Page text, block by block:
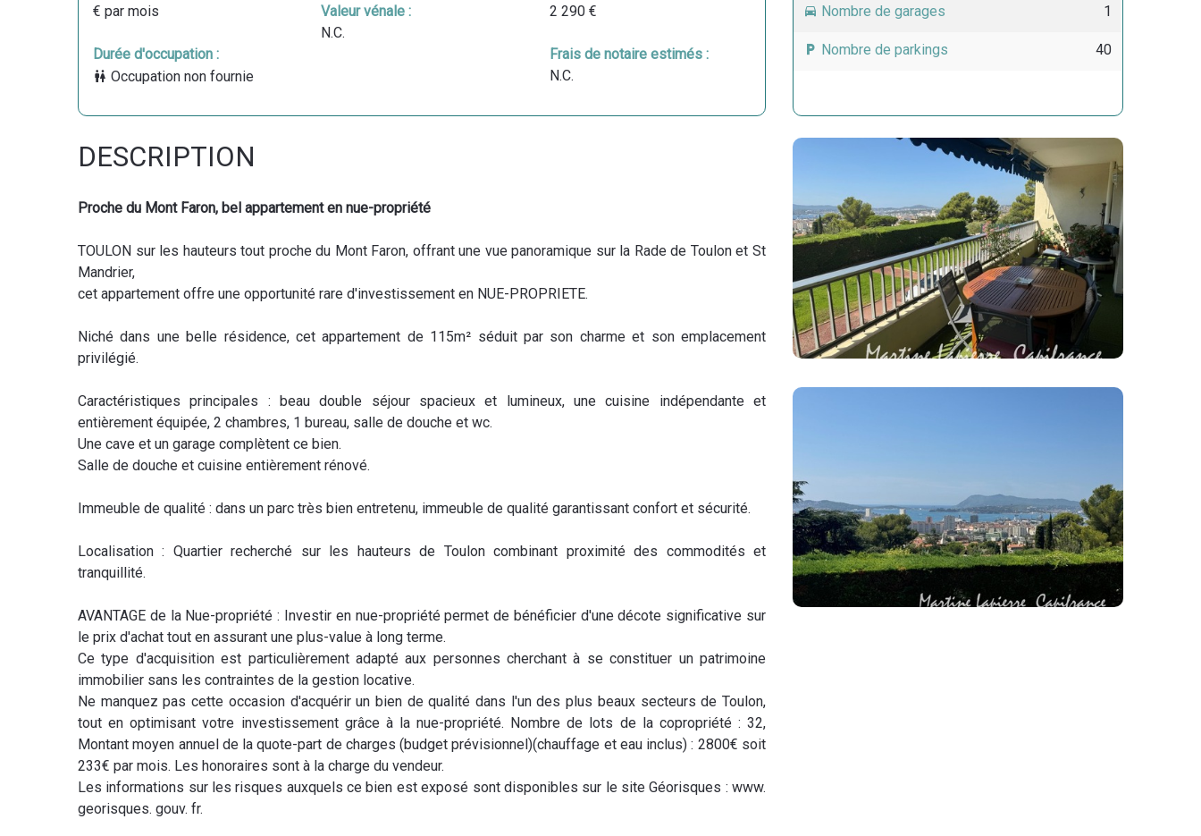
€ par mois
Durée d'occupation :
Occupation non fournie
Valeur vénale :
N.C.
2 290 €
Frais de notaire estimés :
N.C.
Nombre de garages 1
Nombre de parkings 40
DESCRIPTION
Proche du Mont Faron, bel appartement en nue-propriété
TOULON sur les hauteurs tout proche du Mont Faron, offrant une vue panoramique sur la Rade de Toulon et St
Mandrier,
cet appartement offre une opportunité rare d'investissement en NUE-PROPRIETE.
Niché dans une belle résidence, cet appartement de 115m² séduit par son charme et son emplacement
privilégié.
Caractéristiques principales : beau double séjour spacieux et lumineux, une cuisine indépendante et
entièrement équipée, 2 chambres, 1 bureau, salle de douche et wc.
Une cave et un garage complètent ce bien.
Salle de douche et cuisine entièrement rénové.
Immeuble de qualité : dans un parc très bien entretenu, immeuble de qualité garantissant confort et sécurité.
Localisation : Quartier recherché sur les hauteurs de Toulon combinant proximité des commodités et
tranquillité.
AVANTAGE de la Nue-propriété : Investir en nue-propriété permet de bénéficier d'une décote significative sur
le prix d'achat tout en assurant une plus-value à long terme.
Ce type d'acquisition est particulièrement adapté aux personnes cherchant à se constituer un patrimoine
immobilier sans les contraintes de la gestion locative.
Ne manquez pas cette occasion d'acquérir un bien de qualité dans l'un des plus beaux secteurs de Toulon,
tout en optimisant votre investissement grâce à la nue-propriété. Nombre de lots de la copropriété : 32,
Montant moyen annuel de la quote-part de charges (budget prévisionnel)(chauffage et eau inclus) : 2800€ soit
233€ par mois. Les honoraires sont à la charge du vendeur.
Les informations sur les risques auxquels ce bien est exposé sont disponibles sur le site Géorisques : www.
georisques. gouv. fr.